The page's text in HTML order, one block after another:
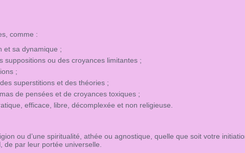
comme :
et sa dynamique ;
suppositions ou des croyances limitantes ;
;
superstitions et des théories ;
de pensées et de croyances toxiques ;
efficace, libre, décomplexée et non religieuse.
ou d’une spiritualité, athée ou agnostique, quelle que soit votre
par leur portée universelle.